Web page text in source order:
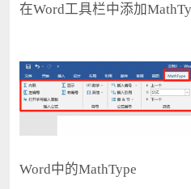
在Word工具栏中添加
Word中的MathType